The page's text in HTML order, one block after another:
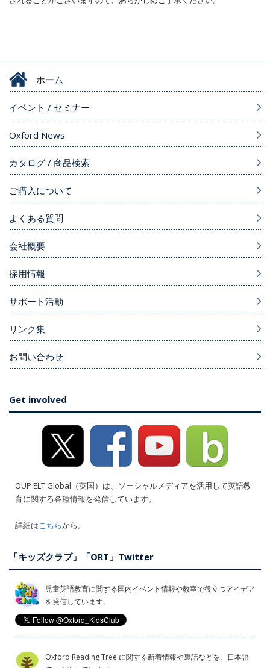
ホーム
イベント / セミナー
Oxford News
カタログ / 商品検索
ご購入について
よくある質問
会社概要
採用情報
サポート活動
リンク集
お問い合わせ
Get involved
OUP ELT Global（英国）は、ソーシャルメディアを活用して英語教
育に関する各種情報を発信しています。
詳細はこちらから。
「キッズクラブ」「ORT」Twitter
児童英語教育に関する国内イベント情報や教室で役立つアイデア
を発信しています。
Oxford Reading Tree に関する新着情報や裏話などを、日本語